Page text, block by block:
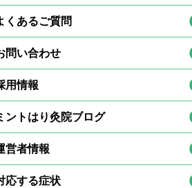
くあるご質問
問い合わせ
用情報
ントはり灸院ブログ
営者情報
応する症状